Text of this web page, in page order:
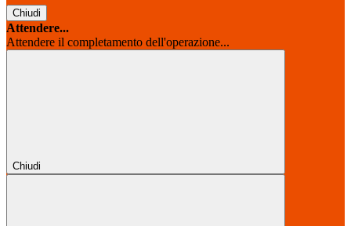
Chiudi
Attendere...
Attendere il completamento dell'operazione...
Chiudi